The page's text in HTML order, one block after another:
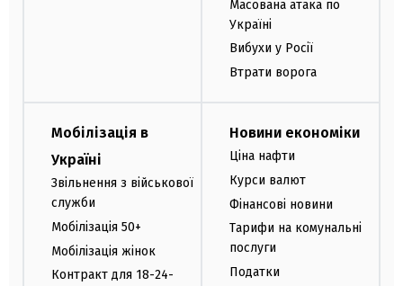
Масована атака по
Україні
Вибухи у Росії
Втрати ворога
Мобілізація в
Україні
Звільнення з військової
служби
Мобілізація 50+
Мобілізація жінок
Контракт для 18-24-
Новини економіки
Ціна нафти
Курси валют
Фінансові новини
Тарифи на комунальні
послуги
Податки